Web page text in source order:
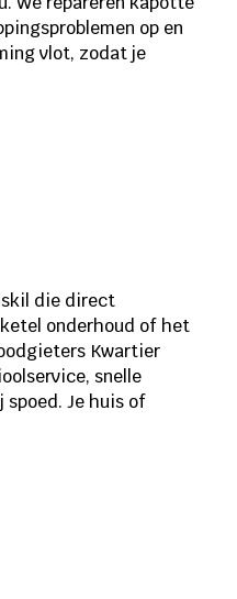
op en
vlot, zodat je
die direct
onderhoud of het
Kwartier
snelle
Je huis of